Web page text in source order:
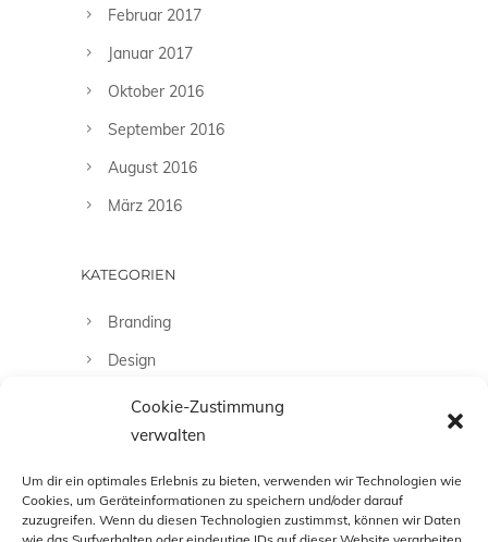
Cookie-Zustimmung
verwalten
Um dir ein optimales Erlebnis zu bieten, verwenden wir Technologien wie
Cookies, um Geräteinformationen zu speichern und/oder darauf
zuzugreifen. Wenn du diesen Technologien zustimmst, können wir Daten
Februar 2017
Januar 2017
Oktober 2016
September 2016
August 2016
März 2016
KATEGORIEN
Branding
Design
Fashion
Fotografie
Uncategorized